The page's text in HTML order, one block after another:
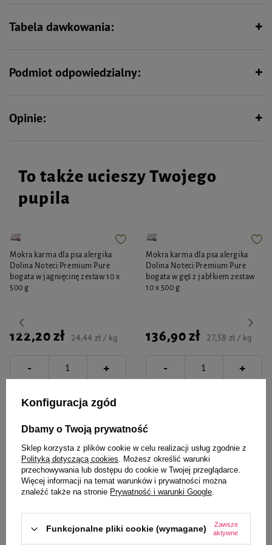
Zawiera jedno źródło białka
Tabela dawkowania:
Podmiot odpowiedzialny:
Opinie:
To także ucieszy Twojego
pupila
Mokra karma dla psa alergika
Dolina Noteci Premium Pure
bogata w jagnięcinę zestaw 10 x
500 g
122,20 zł 24,44 zł / kg
- +
Mokra karma dla psa alergika
Dolina Noteci Premium Pure
bogata w gęś z jabłkiem zestaw
10 x 500 g
136,90 zł 27,38 zł / kg
- +
Wybrane specjalnie dla
Ciebie i Twojego czworonoga
Konfiguracja zgód
Dbamy o Twoją prywatność
Sklep korzysta z plików cookie w celu realizacji usług zgodnie z
Polityką dotyczącą cookies. Możesz określić warunki
przechowywania lub dostępu do cookie w Twojej przeglądarce.
Więcej informacji na temat warunków i prywatności można
znaleźć także na stronie Prywatność i warunki Google.
Funkcjonalne pliki cookie (wymagane)
Zawsze
aktywne